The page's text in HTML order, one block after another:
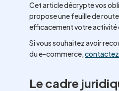
Cet article décrypte vos
propose une feuille de
efficacement votre activité
Si vous souhaitez avoir
du e-commerce,
Le cadre